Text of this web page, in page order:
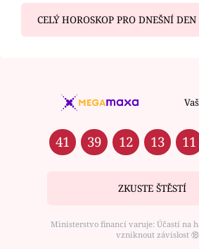
CELÝ HOROSKOP PRO DNEŠNÍ DEN
41 39 12 13 11
ZKUSTE ŠTĚSTÍ
Ministerstvo financí varuje: Účastí na
vzniknout závislost ⑱